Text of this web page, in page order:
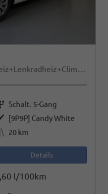
Selection 95PS GV4+Sitzheiz+Lenkradheiz+Climatronic+Sunset+AppConnect+PDC
Getriebe Schalt. 5-Gang
Außenfarbe
[9P9P] Candy White
Kilometerstand 20 km
Details
l/100km